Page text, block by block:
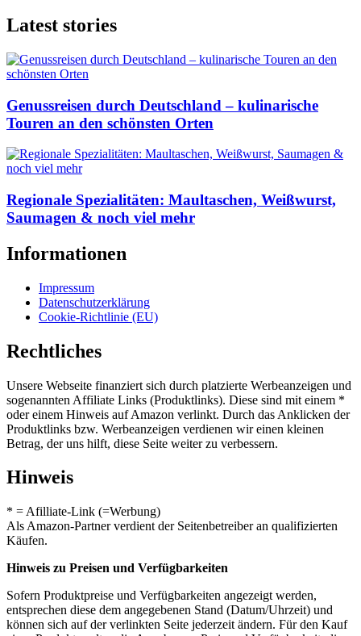
Latest stories
Genussreisen durch Deutschland – kulinarische
Touren an den schönsten Orten
Regionale Spezialitäten: Maultaschen, Weißwurst,
Saumagen & noch viel mehr
Informationen
Impressum
Datenschutzerklärung
Cookie-Richtlinie (EU)
Rechtliches
Unsere Webseite finanziert sich durch platzierte Werbeanzeigen und
sogenannten Affiliate Links (Produktlinks). Diese sind mit einem *
oder einem Hinweis auf Amazon verlinkt. Durch das Anklicken der
Produktlinks bzw. Werbeanzeigen verdienen wir einen kleinen
Betrag, der uns hilft, diese Seite weiter zu verbessern.
Hinweis
* = Afilliate-Link (=Werbung)
Als Amazon-Partner verdient der Seitenbetreiber an qualifizierten
Käufen.
Hinweis zu Preisen und Verfügbarkeiten
Sofern Produktpreise und Verfügbarkeiten angezeigt werden,
entsprechen diese dem angegebenen Stand (Datum/Uhrzeit) und
können sich auf der verlinkten Seite jederzeit ändern. Für den Kauf